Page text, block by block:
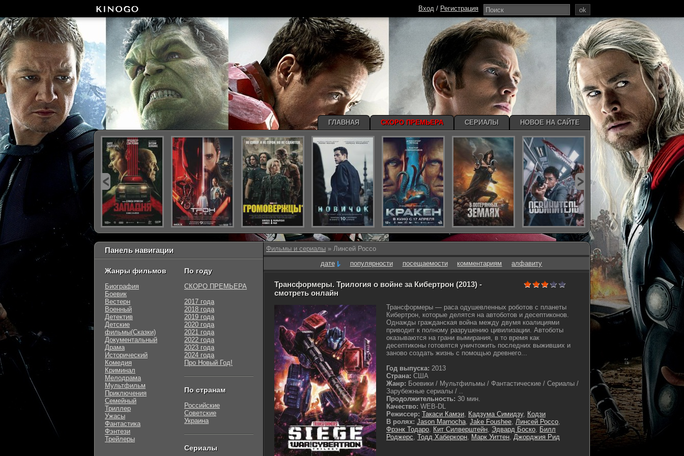
Фильмы и сериалы » Линсей Россо
дате
популярности посещаемости комментариям алфавиту
Трансформеры. Трилогия о войне за Кибертрон (2013) -
смотреть онлайн
Трансформеры — раса одушевленных роботов с планеты
Кибертрон, которые делятся на автоботов и десептиконов.
Однажды гражданская война между двумя коалициями
приводит к полному разрушению цивилизации. Автоботы
оказываются на грани вымирания, в то время как
десептиконы готовятся уничтожить последних выживших и
заново создать жизнь с помощью древнего...
Год выпуска: 2013
Страна: США
Жанр: Боевики / Мультфильмы / Фантастические / Сериалы /
Зарубежные сериалы / ..
Продолжительность: 30 мин.
Качество: WEB-DL
Режиссер: Такаси Камэи, Кадзума Симидзу, Кодзи
В ролях: Jason Marnocha, Jake Foushee, Линсей Россо,
Фрэнк Тодаро, Кит Силверштейн, Эдвард Боско, Билл
Роджерс, Тодд Хаберкорн, Марк Уиттен, Джорджия Рид
Панель навигации
Жанры фильмов
Биография
Боевик
Вестерн
Военный
Детектив
Детские
фильмы(Сказки)
Документальный
Драма
Исторический
Комедия
Криминал
Мелодрама
Мультфильм
Приключения
Семейный
Триллер
Ужасы
Фантастика
Фэнтези
Трейлеры
По году
СКОРО ПРЕМЬЕРА
2017 года
2018 года
2019 года
2020 года
2021 года
2022 года
2023 года
2024 года
Про Новый Год!
По странам
Российские
Советские
Украина
Сериалы
ok
Вход / Регистрация
ГЛАВНАЯ СКОРО ПРЕМЬЕРА СЕРИАЛЫ НОВОЕ НА САЙТЕ